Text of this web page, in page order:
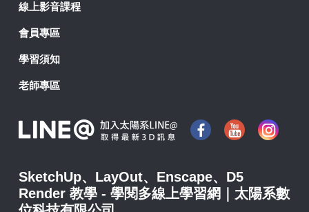
線上影音課程
會員專區
學習須知
老師專區
SketchUp、LayOut、Enscape、D5
Render 教學 - 學閱多線上學習網｜太陽系數